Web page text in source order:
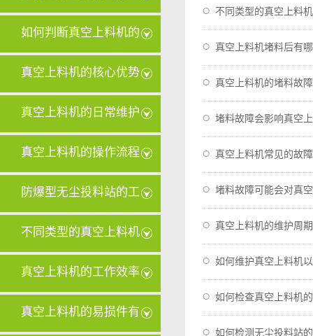
的真空上
如何判断真空上料机的
密封圈是
真空上料机的核心优势
有哪些？
真空上料机的日常维护
和保养需
真空上料机的操作流程
是怎样的
防爆型无尘投料站的工
作原理是
不同类型的真空上料机
在维护和
真空上料机的工作效率
和传统上
真空上料机的易损件有
不同类型的真空上料
真空上料机堵料后有
真空上料机的堵料故
堵料故障会影响真空
真空上料机常见的故
堵料故障可能会对真
真空上料机的维护周
如何维护真空上料机
如何检查真空上料机
如何检测无尘投料站